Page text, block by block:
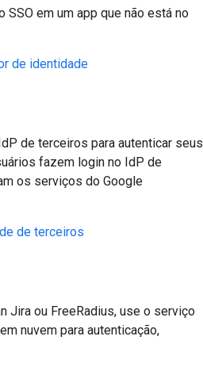
em um app que não está no
de identidade
de terceiros para autenticar seus
fazem login no IdP de
os serviços do Google
de terceiros
Jira ou FreeRadius, use o serviço
nuvem para autenticação,